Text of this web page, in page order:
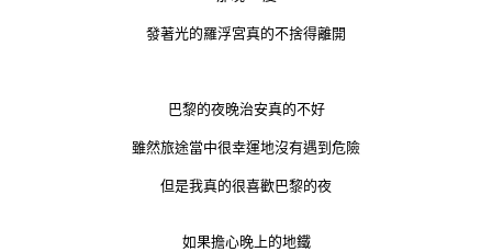
發著光的羅浮宮真的不捨得離開
巴黎的夜晚治安真的不好
雖然旅途當中很幸運地沒有遇到危險
但是我真的很喜歡巴黎的夜
如果擔心晚上的地鐵